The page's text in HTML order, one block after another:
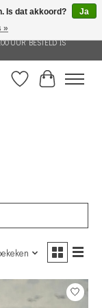
DEZE WEBSHOP IS
UUR BESTELD IS
Verlanglijst
Is dat akkoord?
Ja
»